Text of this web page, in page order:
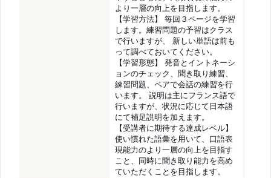
より一層の向上を目指します。
【学習方法】 毎回３ページを学習
します。練習問題の予習はクラス
で行いますが、 新しい単語は前も
って調べておいてください。
【学習形態】 発音とイントネーシ
ョンのチェック、聞き取り練習、
練習問題、ペアで会話の練習を行
います。 説明は主にフランス語で
行いますが、状況に応じて日本語
にて補足説明を加えます。
【受講者に期待する達成レベル】
使い慣れた語彙を用いて、口語表
現能力のより一層の向上を目指す
こと、同時に聞き取り能力を高め
ていただくことを目指します。